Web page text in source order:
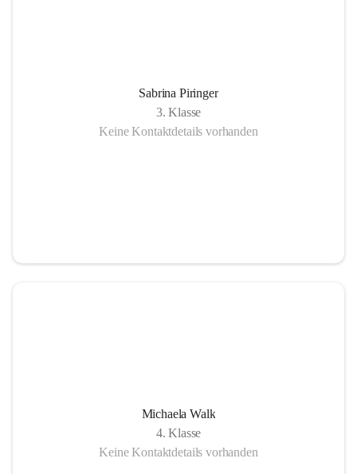
Sabrina Piringer
3. Klasse
Keine Kontaktdetails vorhanden
Michaela Walk
4. Klasse
Keine Kontaktdetails vorhanden